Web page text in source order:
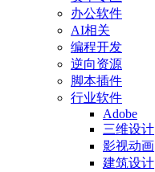
办公软件
AI相关
编程开发
逆向资源
脚本插件
行业软件
Adobe
三维设计
影视动画
建筑设计